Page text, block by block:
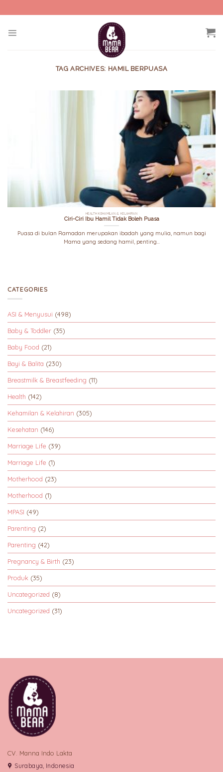
to
TAG ARCHIVES: HAMIL BERPUASA
HEALTH KEHAMILAN & KELAHIRAN
Ciri-Ciri Ibu Hamil Tidak Boleh Puasa
Puasa di bulan Ramadan merupakan ibadah yang mulia, namun bagi
Mama yang sedang hamil, penting...
CATEGORIES
ASI & Menyusui (498)
Baby & Toddler (35)
Baby Food (21)
Bayi & Balita (230)
Breastmilk & Breastfeeding (11)
Health (142)
Kehamilan & Kelahiran (305)
Kesehatan (146)
Marriage Life (39)
Marriage Life (1)
Motherhood (23)
Motherhood (1)
MPASI (49)
Parenting (2)
Parenting (42)
Pregnancy & Birth (23)
Produk (35)
Uncategorized (8)
Uncategorized (31)
CV. Manna Indo Lakta
Surabaya, Indonesia